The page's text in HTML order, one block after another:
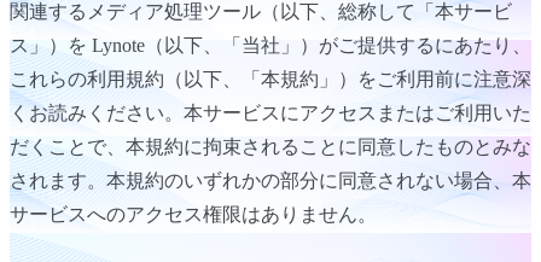
関連するメディア処理ツール（以下、総称して「本サービ
ス」）を Lynote（以下、「当社」）がご提供するにあたり、
これらの利用規約（以下、「本規約」）をご利用前に注意深
くお読みください。本サービスにアクセスまたはご利用いた
だくことで、本規約に拘束されることに同意したものとみな
されます。本規約のいずれかの部分に同意されない場合、本
サービスへのアクセス権限はありません。